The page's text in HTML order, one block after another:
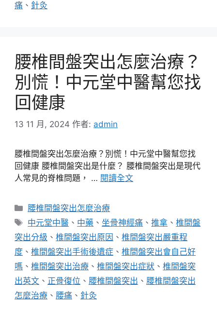
痛 、 針灸
腰椎間盤突出怎麼治療？
別慌！中元堂中醫幫您找
回健康
13 11 月, 2024 作者: admin
腰椎間盤突出怎麼治療？別慌！中元堂中醫幫您找
回健康 腰椎間盤突出是什麼？ 腰椎間盤突出是現代
人常見的脊椎問題， … 閱讀全文
分
類
腰椎間盤突出怎麼治療
標
籤
中元堂中醫 、 中藥 、坐骨神經痛 、推拿 、椎間盤
突出分級 、 椎間盤突出原因 、 椎間盤突出嚴重程
度 、 椎間盤突出手術後遺症 、 椎間盤突出會自己好
嗎 、 椎間盤突出治療 、 椎間盤突出症狀 、 椎間盤突
出英文 、 正骨復位 、 腰椎間盤突出 、 腰椎間盤突出
怎麼治療 、 腰痛 、 針灸